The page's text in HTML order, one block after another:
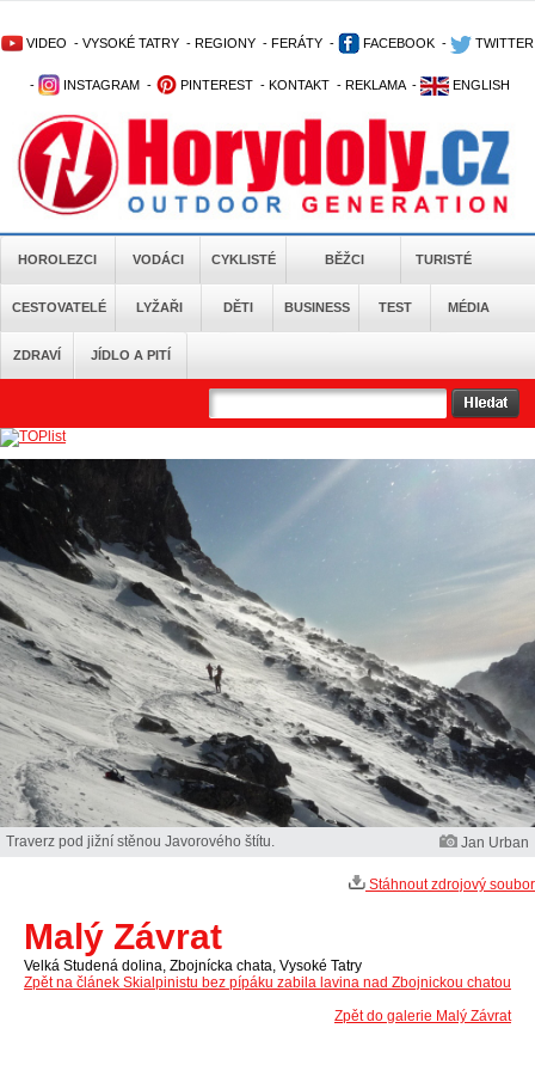
VIDEO - VYSOKÉ TATRY - REGIONY - FERÁTY - FACEBOOK - TWITTER
- INSTAGRAM - PINTEREST - KONTAKT - REKLAMA - ENGLISH
HOROLEZCI VODÁCI CYKLISTÉ BĚŽCI TURISTÉ
CESTOVATELÉ LYŽAŘI DĚTI BUSINESS TEST MÉDIA
ZDRAVÍ JÍDLO A PITÍ
Traverz pod jižní stěnou Javorového štítu. Jan Urban
Stáhnout zdrojový soubor
Malý Závrat
Velká Studená dolina, Zbojnícka chata, Vysoké Tatry
Zpět na článek Skialpinistu bez pípáku zabila lavina nad Zbojnickou chatou
Zpět do galerie Malý Závrat